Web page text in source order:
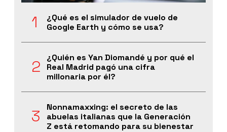
¿Qué es el simulador de vuelo de
Google Earth y cómo se usa?
¿Quién es Yan Diomandé y por qué el
Real Madrid pagó una cifra
millonaria por él?
Nonnamaxxing: el secreto de las
abuelas italianas que la Generación
Z está retomando para su bienestar